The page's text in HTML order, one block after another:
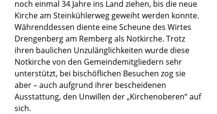
noch einmal 34 Jahre ins Land ziehen, bis die neue
Kirche am Steinkühlerweg geweiht werden konnte.
Währenddessen diente eine Scheune des Wirtes
Drengenberg am Remberg als Notkirche. Trotz
ihren baulichen Unzulänglichkeiten wurde diese
Notkirche von den Gemeindemitgliedern sehr
unterstützt, bei bischöflichen Besuchen zog sie
aber – auch aufgrund ihrer bescheidenen
Ausstattung, den Unwillen der „Kirchenoberen“ auf
sich.